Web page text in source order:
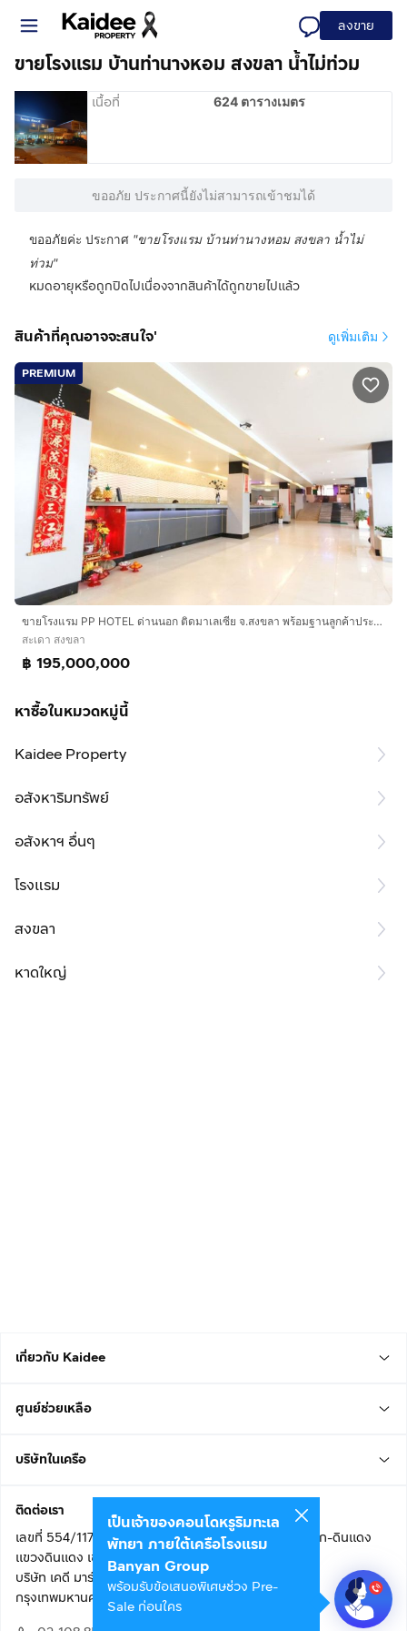
ลงขาย
ขายโรงแรม บ้านท่านางหอม สงขลา น้ำไม่ท่วม
เนื้อที่ 624 ตารางเมตร
ขออภัย ประกาศนี้ยังไม่สามารถเข้าชมได้
ขออภัยค่ะ ประกาศ "ขายโรงแรม บ้านท่านางหอม สงขลา น้ำไม่
ท่วม"
หมดอายุหรือถูกปิดไปเนื่องจากสินค้าได้ถูกขายไปแล้ว
สินค้าที่คุณอาจจะสนใจ' ดูเพิ่มเติม
PREMIUM
ขายโรงแรม PP HOTEL ด่านนอก ติดมาเลเซีย จ.สงขลา พร้อมฐานลูกค้าประจำ ดำเนินกิจการต่อได้ทันที
สะเดา สงขลา
฿ 195,000,000
หาซื้อในหมวดหมู่นี้
Kaidee Property
อสังหาริมทรัพย์
อสังหาฯ อื่นๆ
โรงแรม
สงขลา
หาดใหญ่
เกี่ยวกับ Kaidee
ศูนย์ช่วยเหลือ
บริษัทในเครือ
ติดต่อเรา
เลขที่ 554/117 อาคารสกายไนน์ เซ็นเตอร์ ชั้น 22 ถนนอโศก-ดินแดง
แขวงดินแดง เขตดินแดง
บริษัท เคดี มาร์เก็ตเพลส จำกัด (สำนักงานใหญ่)
กรุงเทพมหานคร 10400
เป็นเจ้าของคอนโดหรูริมทะเล
พัทยา ภายใต้เครือโรงแรม
Banyan Group
พร้อมรับข้อเสนอพิเศษช่วง Pre-
Sale ก่อนใคร